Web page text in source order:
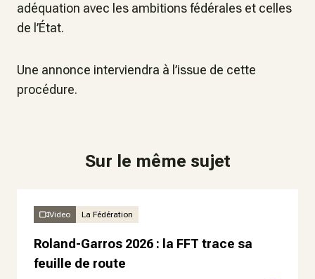
adéquation avec les ambitions fédérales et celles
de l’État.
Une annonce interviendra à l’issue de cette
procédure.
Sur le même sujet
Video La Fédération
Roland-Garros 2026 : la FFT trace sa
feuille de route